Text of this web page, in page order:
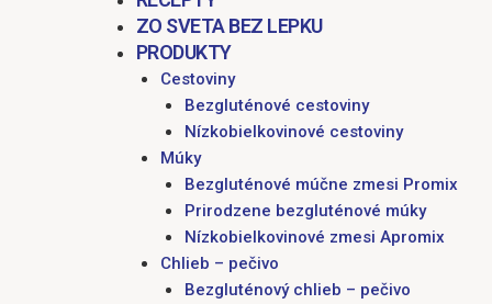
ZO SVETA BEZ LEPKU
PRODUKTY
Cestoviny
Bezgluténové cestoviny
Nízkobielkovinové cestoviny
Múky
Bezgluténové múčne zmesi Promix
Prirodzene bezgluténové múky
Nízkobielkovinové zmesi Apromix
Chlieb – pečivo
Bezgluténový chlieb – pečivo